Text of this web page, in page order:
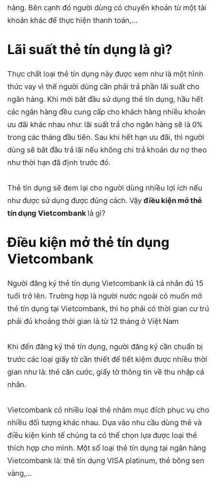
hàng. Bên cạnh đó người dùng có chuyển khoản từ một tài
khoản khác để thực hiện thanh toán,…
Lãi suất thẻ tín dụng là gì?
Thực chất loại thẻ tín dụng này được xem như là một hình
thức vay vì thế người dùng cần phải trả phần lãi suất cho
ngân hàng. Khi mới bắt đầu sử dụng thẻ tín dụng, hầu hết
các ngân hàng đều cung cấp cho khách hàng nhiều khoản
ưu đãi khác nhau như: lãi suất trả cho ngân hàng sẽ là 0%
trong các tháng đầu tiên. Sau khi hết hạn ưu đãi, thì người
dùng sẽ bắt đầu trả lãi nếu không chi trả khoản dư nợ theo
như thời hạn đã định trước đó.
Thẻ tín dụng sẽ đem lại cho người dùng nhiều lợi ích nếu
như được sử dụng được đúng cách. Vậy điều kiện mở thẻ
tín dụng Vietcombank là gì?
Điều kiện mở thẻ tín dụng
Vietcombank
Người đăng ký thẻ tín dụng Vietcombank là cá nhân đủ 15
tuổi trở lên. Trường hợp là người nước ngoài có muốn mở
thẻ tín dụng tại Vietcombank, thì họ phải có thời gian cư trú
phải đủ khoảng thời gian là từ 12 tháng ở Việt Nam
Khi đến đăng ký thẻ tín dụng, người đăng ký cần chuẩn bị
trước các loại giấy tờ cần thiết để tiết kiệm được nhiều thời
gian như là: thẻ căn cước, giấy tờ thông tin về thu nhập cá
nhân.
Vietcombank có nhiều loại thẻ nhằm mục đích phục vụ cho
nhiều đối tượng khác nhau. Dựa vào nhu cầu dùng thẻ và
điều kiện kinh tế chúng ta có thể chọn lựa được loại thẻ
thích hợp cho mình. Một số loại thẻ tín dụng tại ngân hàng
Vietcombank là: thẻ tín dụng VISA platinum, thẻ bông sen
vàng,…